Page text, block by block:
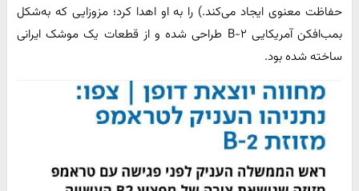
حفاظت معنوی ایجاد می‌کند.) را به او اهدا کرد؛ مزوزایی که به‌شکل
بمب‌افکن آمریکایی B-۲ طراحی شده و از قطعات یک موشک ایرانی
ساخته شده بود.